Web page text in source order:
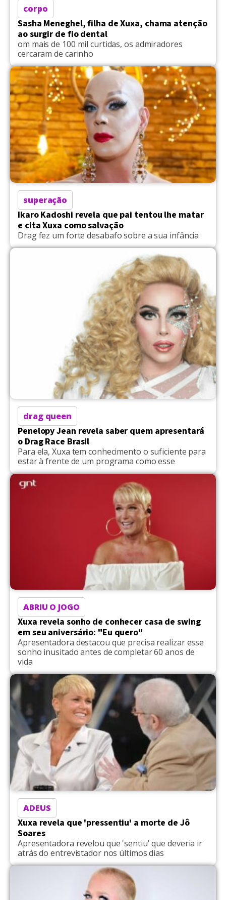
corpo
Sasha Meneghel, filha de Xuxa, chama atenção
ao surgir de fio dental
om mais de 100 mil curtidas, os admiradores
cercaram de carinho
superação
Ikaro Kadoshi revela que pai tentou lhe matar
e cita Xuxa como salvação
Drag fez um forte desabafo sobre a sua infância
drag queen
Penelopy Jean revela saber quem apresentará
o Drag Race Brasil
Para ela, Xuxa tem conhecimento o suficiente para
estar à frente de um programa como esse
ABRIU O JOGO
Xuxa revela sonho de conhecer casa de swing
em seu aniversário: "Eu quero"
Apresentadora destacou que precisa realizar esse
sonho inusitado antes de completar 60 anos de
vida
ADEUS
Xuxa revela que 'pressentiu' a morte de Jô
Soares
Apresentadora revelou que 'sentiu' que deveria ir
atrás do entrevistador nos últimos dias